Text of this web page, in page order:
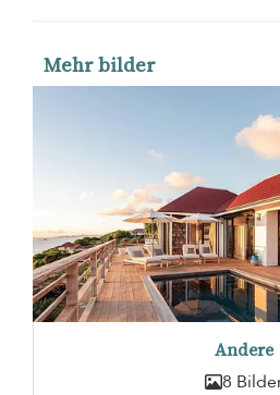
Mehr bilder
Andere
8